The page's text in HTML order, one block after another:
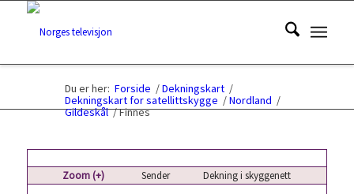
Du er her: Forside /Dekningskart /
Dekningskart for satellittskygge /Nordland /
Gildeskål /Finnes
Zoom (+) Sender
Dekning i skyggenett